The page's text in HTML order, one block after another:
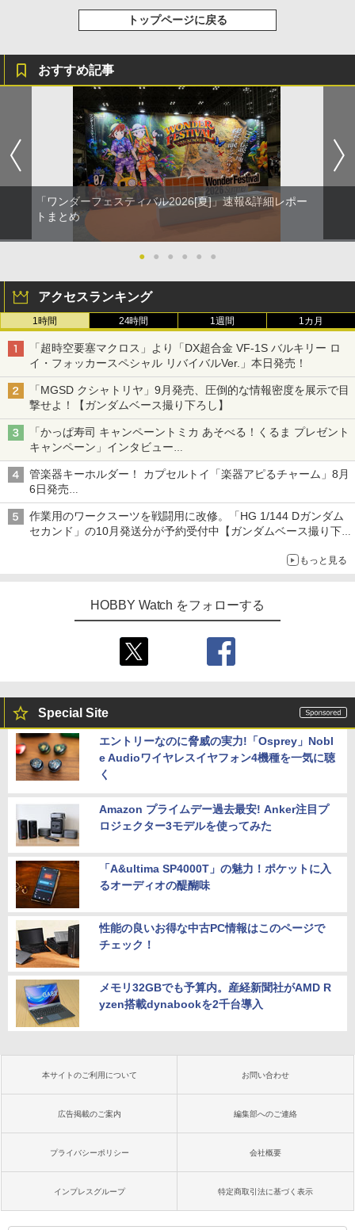
トップページに戻る
おすすめ記事
「ワンダーフェスティバル2026[夏]」速報&詳細レポー
トまとめ
● ● ● ● ● ●
アクセスランキング
1時間 24時間 1週間 1カ月
「超時空要塞マクロス」より「DX超合金 VF-1S バルキリー ロ
イ・フォッカースペシャル リバイバルVer.」本日発売！
「MGSD クシャトリヤ」9月発売、圧倒的な情報密度を展示で目
撃せよ！【ガンダムベース撮り下ろし】
「かっぱ寿司 キャンペーントミカ あそべる！くるま プレゼント
キャンペーン」インタビュー
子どもが楽しめるかっぱ寿司ならではの体験とコラボの楽しさを
追求
管楽器キーホルダー！ カプセルトイ「楽器アピるチャーム」8月
6日発売
チューバ、テナサクなど5種各3色
作業用のワークスーツを戦闘用に改修。「HG 1/144 Dガンダム
セカンド」の10月発送分が予約受付中【ガンダムベース撮り下
もっと見る
HOBBY Watch をフォローする
Special Site
エントリーなのに脅威の実力!「Osprey」Nobl
e Audioワイヤレスイヤフォン4機種を一気に聴
く
Amazon プライムデー過去最安! Anker注目プ
ロジェクター3モデルを使ってみた
「A&ultima SP4000T」の魅力！ポケットに入
るオーディオの醍醐味
性能の良いお得な中古PC情報はこのページで
チェック！
メモリ32GBでも予算内。産経新聞社がAMD R
yzen搭載dynabookを2千台導入
本サイトのご利用について お問い合わせ
広告掲載のご案内 編集部へのご連絡
プライバシーポリシー 会社概要
インプレスグループ 特定商取引法に基づく表示